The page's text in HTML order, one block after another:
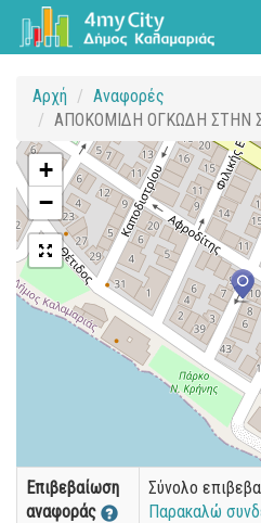
Αρχή
Αναφορές
ΑΠΟΚΟΜΙΔΗ ΟΓΚΩΔΗ ΣΤΗΝ
+
−
Επιβεβαίωση
αναφοράς
Σύνολο
Παρακαλώ